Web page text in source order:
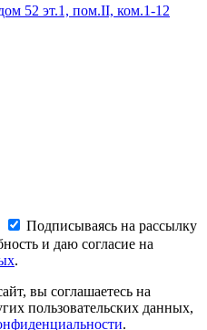
52 эт.1, пом.II, ком.1-12
Подписываясь на рассылку
и даю согласие на
.
вы соглашаетесь на
пользовательских данных,
.